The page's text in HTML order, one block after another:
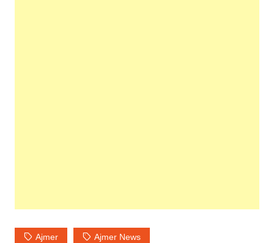
Ajmer Ajmer News